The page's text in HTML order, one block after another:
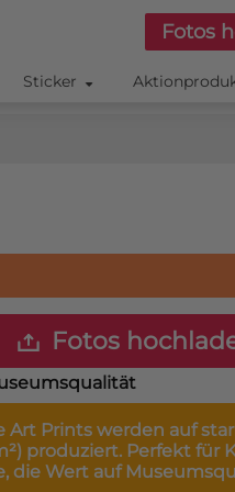
Fotos
Sticker
Fotos
Art Prints werden auf
produziert. Perfekt für
die Wert auf